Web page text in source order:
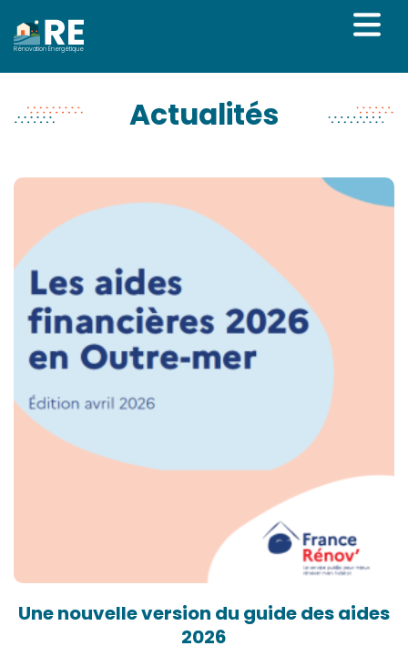
Rénovation Énergétique
Actualités
Une nouvelle version du guide des aides
2026